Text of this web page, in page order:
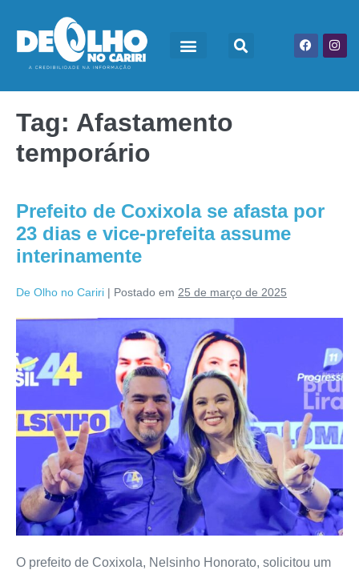
Tag: Afastamento
temporário
Prefeito de Coxixola se afasta por
23 dias e vice-prefeita assume
interinamente
De Olho no Cariri | Postado em 25 de março de 2025
O prefeito de Coxixola, Nelsinho Honorato, solicitou um